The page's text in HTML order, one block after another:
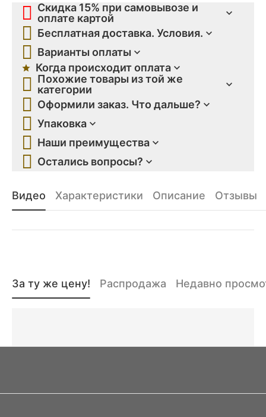
Скидка 15% при самовывозе и
оплате картой
Бесплатная доставка. Условия.
Варианты оплаты
Когда происходит оплата
Похожие товары из той же
категории
Оформили заказ. Что дальше?
Упаковка
Наши преимущества
Остались вопросы?
Видео Характеристики Описание Отзывы
За ту же цену! Распродажа Недавно